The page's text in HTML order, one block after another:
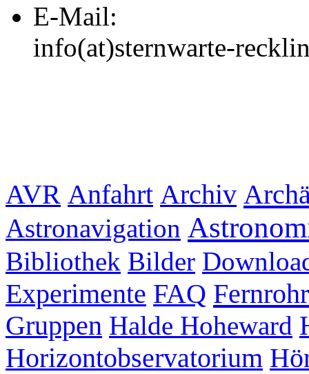
E-Mail:
info(at)sternwarte-
AVR Anfahrt Archiv
Astronavigation
Bibliothek Bilder
Experimente FAQ Fernrohr
Gruppen Halde Hoheward
Horizontobservatorium